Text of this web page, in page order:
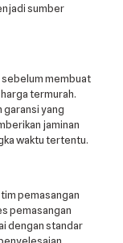
sumber
sebelum membuat
termurah.
garansi yang
jaminan
waktu tertentu.
pemasangan
pemasangan
dengan standar